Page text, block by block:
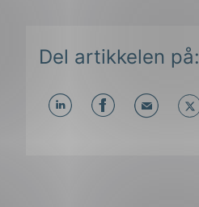
Del artikkelen på: